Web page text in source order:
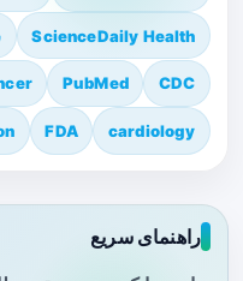
ScienceDaily Health
CDC
PubMed
cardiology
FDA
راهنمای سریع